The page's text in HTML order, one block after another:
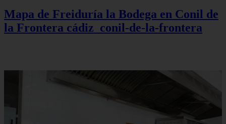
Mapa de Freiduría la Bodega en Conil de
la Frontera cádiz_conil-de-la-frontera